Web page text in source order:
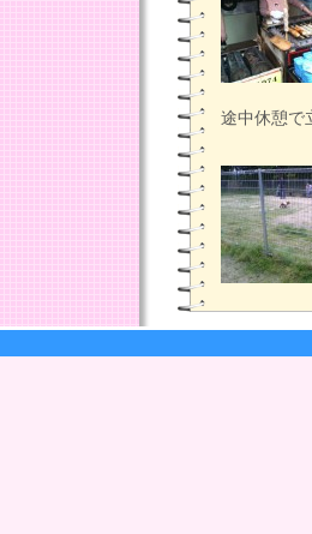
途中休憩で